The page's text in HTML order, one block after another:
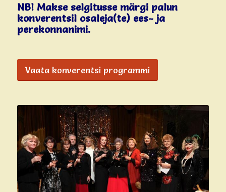
NB! Makse selgitusse märgi palun
konverentsil osaleja(te) ees- ja
perekonnanimi.
Vaata konverentsi programmi